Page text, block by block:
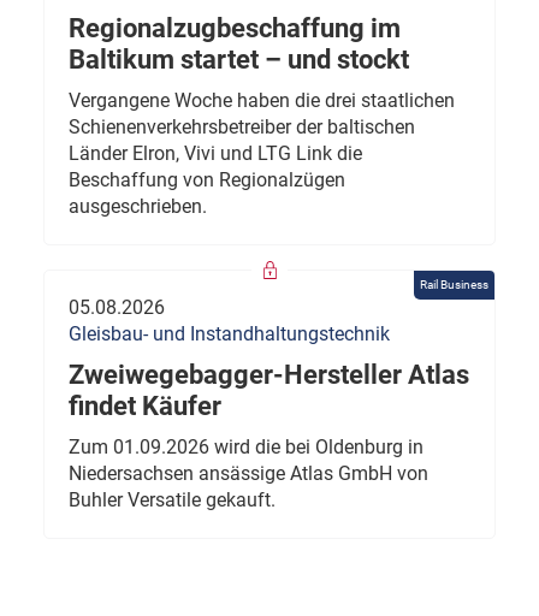
Regionalzugbeschaffung im
Baltikum startet – und stockt
Vergangene Woche haben die drei staatlichen
Schienenverkehrsbetreiber der baltischen
Länder Elron, Vivi und LTG Link die
Beschaffung von Regionalzügen
ausgeschrieben.
Rail Business
05.08.2026
Gleisbau- und Instandhaltungstechnik
Zweiwegebagger-Hersteller Atlas
findet Käufer
Zum 01.09.2026 wird die bei Oldenburg in
Niedersachsen ansässige Atlas GmbH von
Buhler Versatile gekauft.